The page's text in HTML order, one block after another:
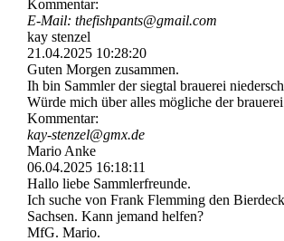
Kommentar:
E-Mail: thefishpants@gmail.com
kay stenzel
21.04.2025 10:28:20
Guten Morgen zusammen.
Ih bin Sammler der siegtal brauerei
Würde mich über alles mögliche der
Kommentar:
kay-stenzel@gmx.de
Mario Anke
06.04.2025 16:18:11
Hallo liebe Sammlerfreunde.
Ich suche von Frank Flemming den
Sachsen. Kann jemand helfen?
MfG. Mario.